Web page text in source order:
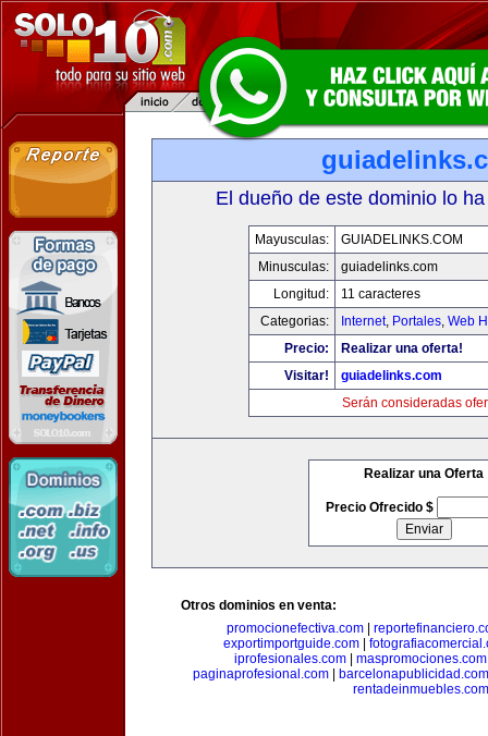
El dueño de este dominio lo
Mayusculas:
GUIADELINKS.COM
Minusculas:
guiadelinks.com
Longitud:
11 caracteres
Categorias:
Internet, Portales, Web
Precio:
Realizar una oferta!
Visitar!
guiadelinks.com
Serán consideradas
Realizar una Oferta
Precio Ofrecido $
Otros dominios en venta:
promocionefectiva.com
exportimportguide.com
iprofesionales.com
maspromociones.com
paginaprofesional.com|
barcelonapublicidad.com
rentadeinmuebles.com